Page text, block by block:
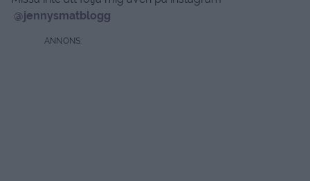
@jennysmatblogg